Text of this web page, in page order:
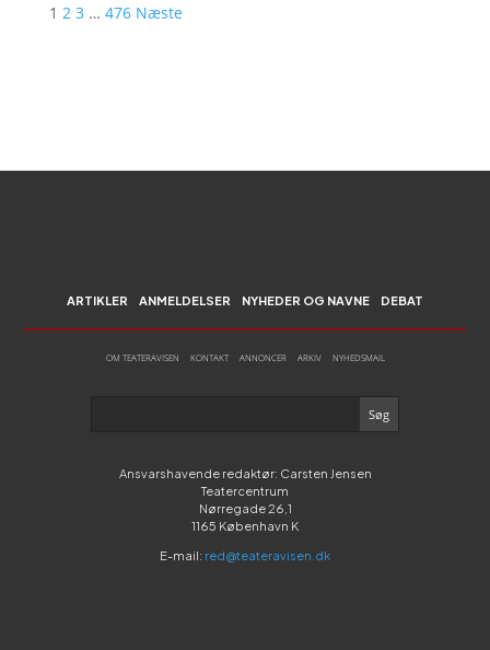
1 2 3 … 476 Næste
ARTIKLER ANMELDELSER NYHEDER OG NAVNE DEBAT
OM TEATERAVISEN KONTAKT ANNONCER ARKIV NYHEDSMAIL
Ansvarshavende redaktør: Carsten Jensen
Teatercentrum
Nørregade 26,1
1165 København K
E-mail: red@teateravisen.dk